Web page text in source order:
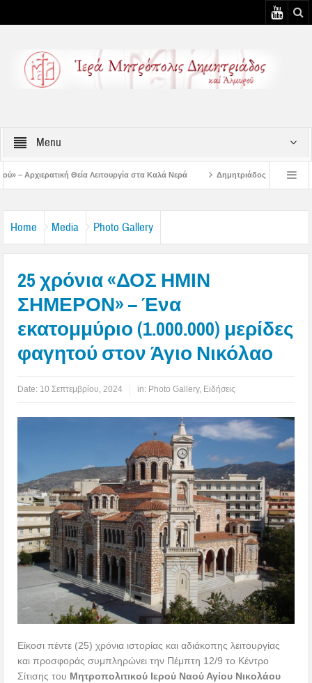
Menu
στα Καλά Νερά Δημητριάδος Ιγνάτιος: «Ο Ναός είναι ο τόπος
Home Media Photo Gallery
25 χρόνια «ΔΟΣ ΗΜΙΝ
ΣΗΜΕΡΟΝ» – Ένα
εκατομμύριο (1.000.000) μερίδες
φαγητού στον Άγιο Νικόλαο
Date: 10 Σεπτεμβρίου, 2024 in: Photo Gallery, Ειδήσεις
Είκοσι πέντε (25) χρόνια ιστορίας και αδιάκοπης λειτουργίας
και προσφοράς συμπληρώνει την Πέμπτη 12/9 το Κέντρο
Σίτισης του Μητροπολιτικού Ιερού Ναού Αγίου Νικολάου